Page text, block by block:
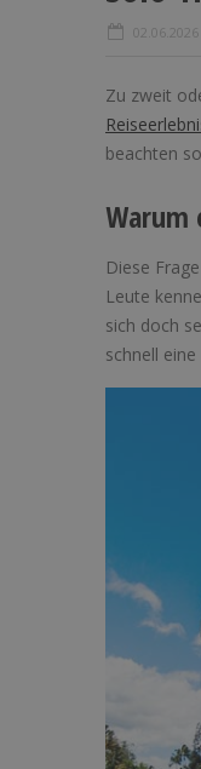
02.06.2026
Zu zweit
beachten
Warum
Diese
Leute
sich doch
schnell